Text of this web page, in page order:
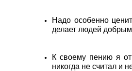
Надо особенно
делает людей
К своему пению я
никогда не считал и